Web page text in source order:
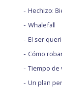
Hechizo:
Whalefall
El ser
Cómo
Tiempo de
Un plan